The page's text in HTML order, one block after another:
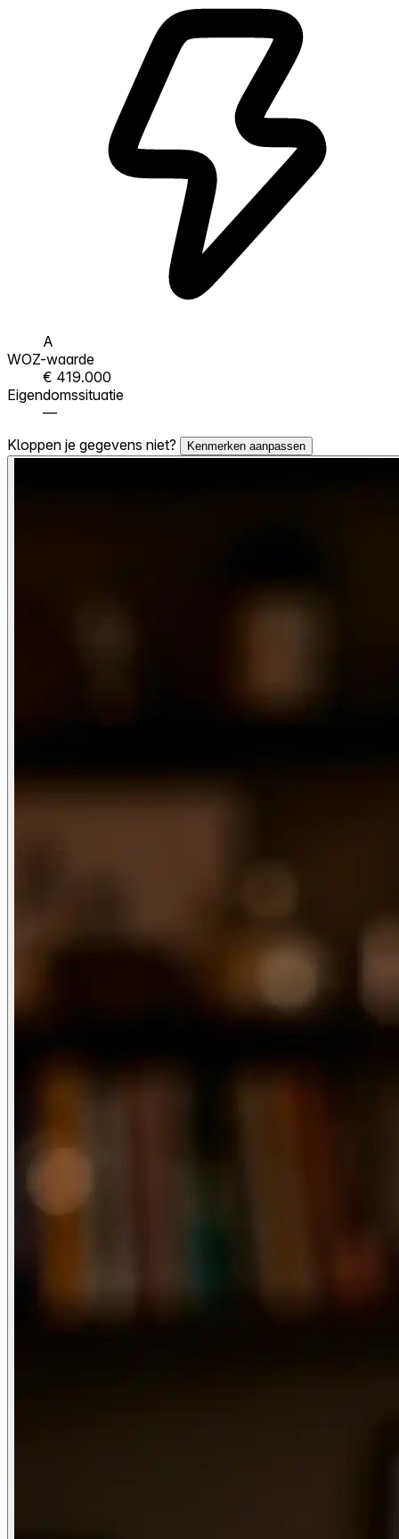
A
WOZ-waarde
€ 419.000
Eigendomssituatie
—
Kloppen je gegevens niet?
Kenmerken aanpassen